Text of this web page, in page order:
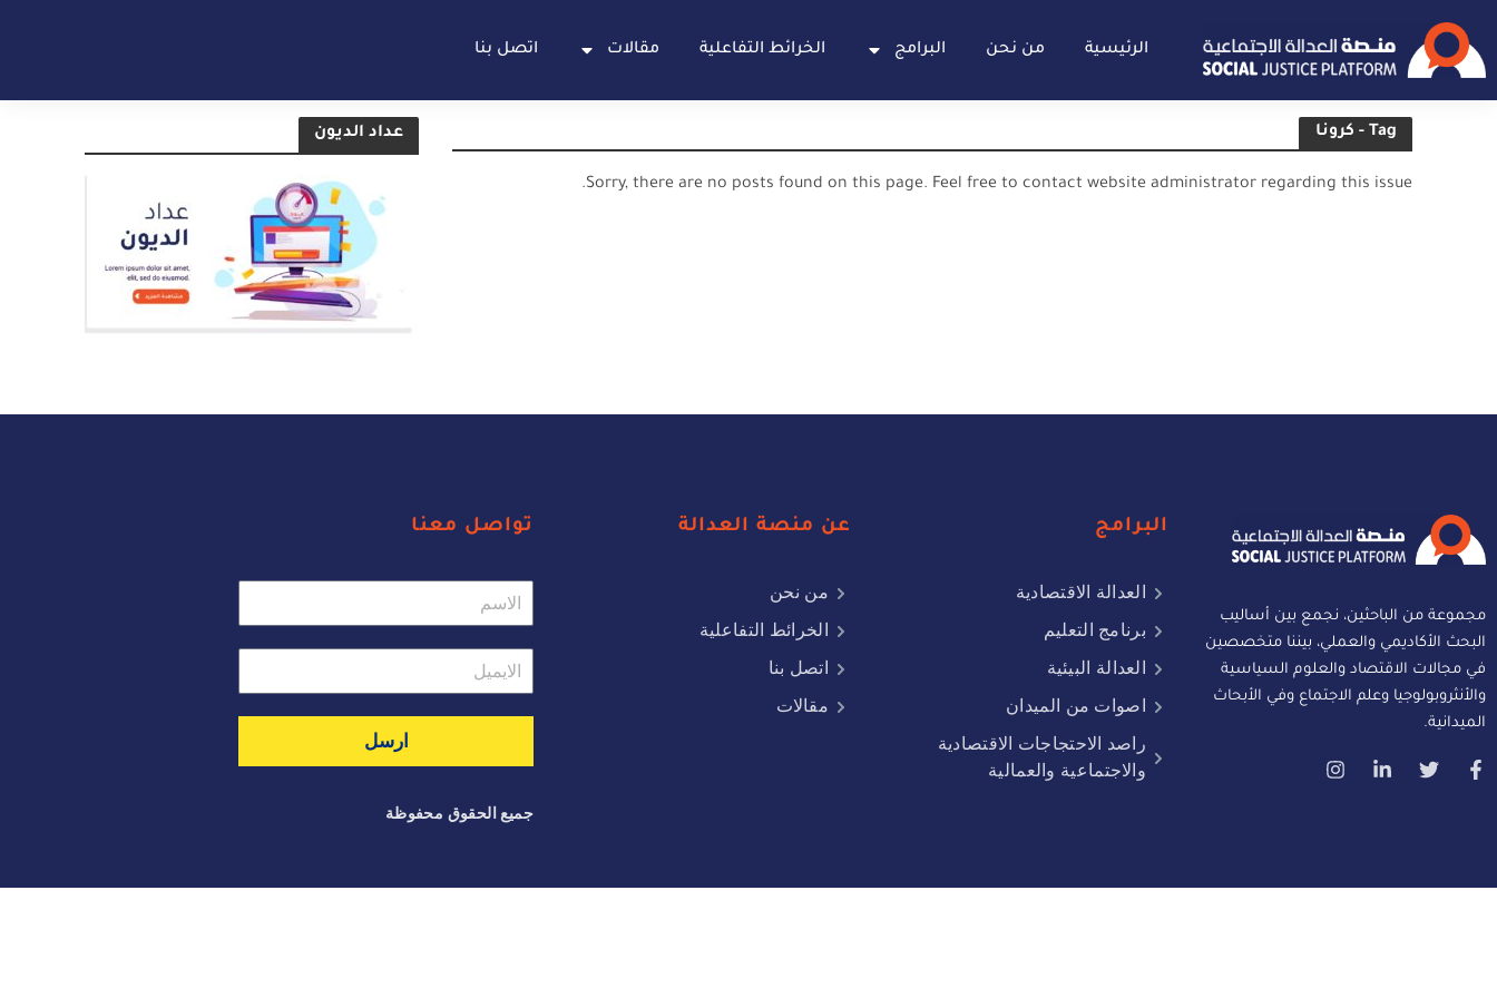
الرئيسية من نحن البرامج الخرائط التفاعلية مقالات اتصل بنا
عداد الديون Tag - كرونا
Sorry, there are no posts found on this page. Feel free to contact website administrator regarding this issue.
مجموعة من الباحثين، نجمع بين أساليب
البحث الأكاديمي والعملي، بيننا متخصصين
في مجالات الاقتصاد والعلوم السياسية
والأنثروبولوجيا وعلم الاجتماع وفي الأبحاث
الميدانية.
البرامج
العدالة الاقتصادية
برنامج التعليم
العدالة البيئية
اصوات من الميدان
راصد الاحتجاجات الاقتصادية
والاجتماعية والعمالية
عن منصة العدالة
من نحن
الخرائط التفاعلية
اتصل بنا
مقالات
تواصل معنا
ارسل
جميع الحقوق محفوظة